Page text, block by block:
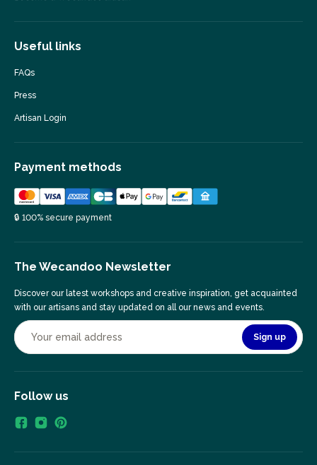
Useful links
FAQs
Press
Artisan Login
Payment methods
🔒 100% secure payment
The Wecandoo Newsletter
Discover our latest workshops and creative inspiration, get acquainted
with our artisans and stay updated on all our news and events.
Sign up
Follow us